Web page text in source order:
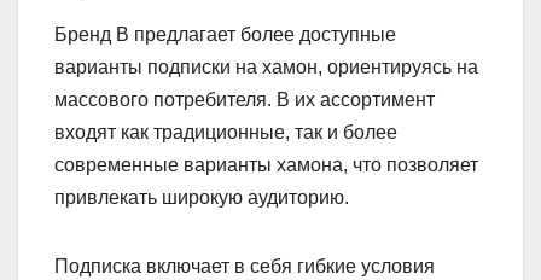
Бренд В предлагает более доступные
варианты подписки на хамон, ориентируясь на
массового потребителя. В их ассортимент
входят как традиционные, так и более
современные варианты хамона, что позволяет
привлекать широкую аудиторию.
Подписка включает в себя гибкие условия